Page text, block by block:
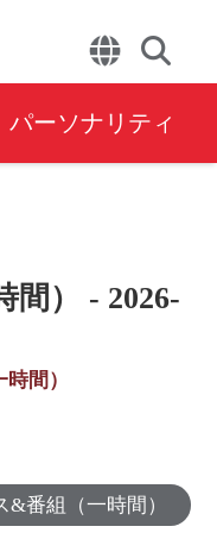
パーソナリティ
間） - 2026-
間）
&番組（一時間）